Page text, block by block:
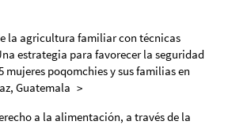
la agricultura familiar con técnicas
estrategia para favorecer la seguridad
mujeres poqomchies y sus familias en
Guatemala
a la alimentación, a través de la